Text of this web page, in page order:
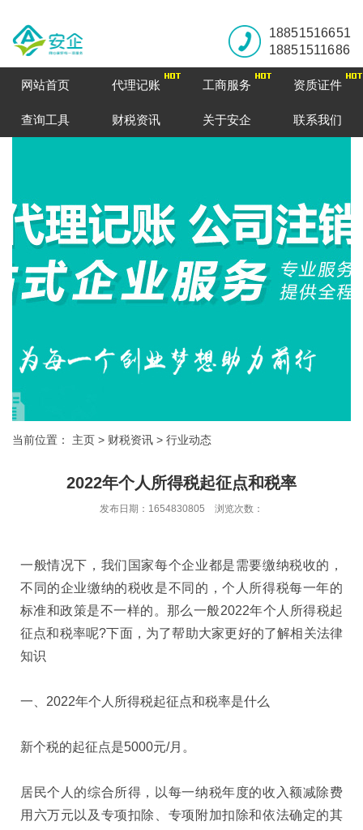
18851516651
18851511686
网站首页 代理记账 工商服务 资质证件
查询工具 财税资讯 关于安企 联系我们
当前位置： 主页 > 财税资讯 > 行业动态
2022年个人所得税起征点和税率
发布日期：1654830805 浏览次数：
一般情况下，我们国家每个企业都是需要缴纳税收的，
不同的企业缴纳的税收是不同的，个人所得税每一年的
标准和政策是不一样的。那么一般2022年个人所得税起
征点和税率呢?下面，为了帮助大家更好的了解相关法律
知识
一、2022年个人所得税起征点和税率是什么
新个税的起征点是5000元/月。
居民个人的综合所得，以每一纳税年度的收入额减除费
用六万元以及专项扣除、专项附加扣除和依法确定的其